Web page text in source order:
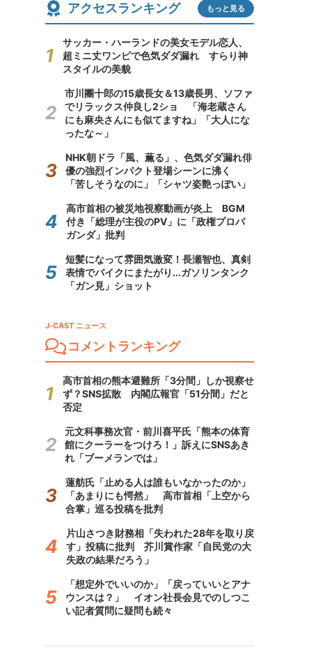
アクセスランキング もっと見る
サッカー・ハーランドの美女モデル恋人、
超ミニ丈ワンピで色気ダダ漏れ すらり神
スタイルの美貌
市川團十郎の15歳長女＆13歳長男、ソファ
でリラックス仲良し2ショ 「海老蔵さん
にも麻央さんにも似てますね」「大人にな
ったな～」
NHK朝ドラ「風、薫る」、色気ダダ漏れ俳
優の強烈インパクト登場シーンに沸く
「苦しそうなのに」「シャツ姿艶っぽい」
高市首相の被災地視察動画が炎上 BGM
付き「総理が主役のPV」に「政権プロパ
ガンダ」批判
短髪になって雰囲気激変！長瀬智也、真剣
表情でバイクにまたがり...ガソリンタンク
「ガン見」ショット
J-CAST ニュース
コメントランキング
高市首相の熊本避難所「3分間」しか視察せ
ず？SNS拡散 内閣広報官「51分間」だと
否定
元文科事務次官・前川喜平氏「熊本の体育
館にクーラーをつけろ！」訴えにSNSあき
れ「ブーメランでは」
蓮舫氏「止める人は誰もいなかったのか」
「あまりにも愕然」 高市首相「上空から
合掌」巡る投稿を批判
片山さつき財務相「失われた28年を取り戻
す」投稿に批判 芥川賞作家「自民党の大
失政の結果だろう」
「想定外でいいのか」「戻っていいとアナ
ウンスは？」 イオン社長会見でのしつこ
い記者質問に疑問も続々